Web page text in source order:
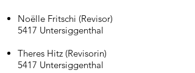
Noëlle Fritschi (Revisor)
5417 Untersiggenthal
Theres Hitz (Revisorin)
5417 Untersiggenthal